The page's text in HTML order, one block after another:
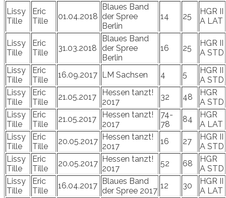
Lissy
Tille
Eric
Tille
01.04.2018
Blaues Band
der Spree
Berlin
14 25
HGR II
A LAT
Lissy
Tille
Eric
Tille
31.03.2018
Blaues Band
der Spree
Berlin
16 25
HGR II
A STD
Lissy
Tille
Eric
Tille
16.09.2017 LM Sachsen 4 5
HGR II
A STD
Lissy
Tille
Eric
Tille
21.05.2017
Hessen tanzt!
2017
32 48
HGR
A STD
Lissy
Tille
Eric
Tille
21.05.2017
Hessen tanzt!
2017
74-
78
84
HGR
A LAT
Lissy
Tille
Eric
Tille
20.05.2017 Hessen tanzt!
2017
16 27
HGR II
A STD
Lissy
Tille
Eric
Tille
20.05.2017 Hessen tanzt!
2017
52 68
HGR
A STD
Lissy
Tille
Eric
Tille
16.04.2017
Blaues Band
der Spree 2017
12 30
HGR II
A LAT